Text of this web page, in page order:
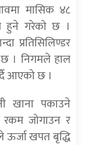
मासिक ४८
हुने गरेको छ ।
प्रतिसिलिण्डर
। निगमले हाल
आएको छ ।
खाना पकाउने
जोगाउन र
ऊर्जा खपत बृद्धि